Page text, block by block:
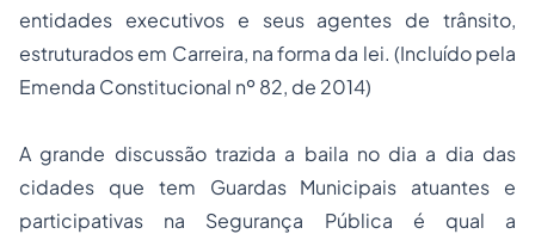
entidades executivos e seus agentes de trânsito,
estruturados em Carreira, na forma da lei. (Incluído pela
Emenda Constitucional nº 82, de 2014)
A grande discussão trazida a baila no dia a dia das
cidades que tem Guardas Municipais atuantes e
participativas na Segurança Pública é qual a